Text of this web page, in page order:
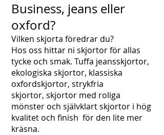
Business, jeans eller
oxford?
Vilken skjorta föredrar du?
Hos oss hittar ni skjortor för allas
tycke och smak. Tuffa jeansskjortor,
ekologiska skjortor, klassiska
oxfordskjortor, strykfria
skjortor, skjortor med roliga
mönster och självklart skjortor i hög
kvalitet och finish för den lite mer
kräsna.